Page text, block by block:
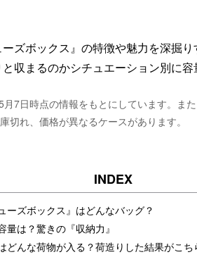
ズボックス』の特徴や魅力を深掘
収まるのかシチュエーション別に容
7日時点の情報をもとにしています。ま
切れ、価格が異なるケースがあります。
ーズボックス』はどんなバッグ？
量は？驚きの『収納力』
どんな荷物が入る？荷造りした結果がこち